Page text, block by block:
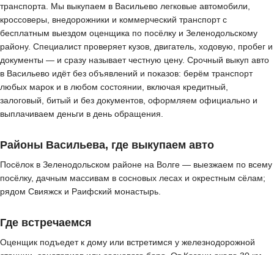
транспорта. Мы выкупаем в Васильево легковые автомобили,
кроссоверы, внедорожники и коммерческий транспорт с
бесплатным выездом оценщика по посёлку и Зеленодольскому
району. Специалист проверяет кузов, двигатель, ходовую, пробег и
документы — и сразу называет честную цену. Срочный выкуп авто
в Васильево идёт без объявлений и показов: берём транспорт
любых марок и в любом состоянии, включая кредитный,
залоговый, битый и без документов, оформляем официально и
выплачиваем деньги в день обращения.
Районы Васильева, где выкупаем авто
Посёлок в Зеленодольском районе на Волге — выезжаем по всему
посёлку, дачным массивам в сосновых лесах и окрестным сёлам;
рядом Свияжск и Раифский монастырь.
Где встречаемся
Оценщик подъедет к дому или встретимся у железнодорожной